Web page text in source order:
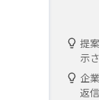
提
示
企
返